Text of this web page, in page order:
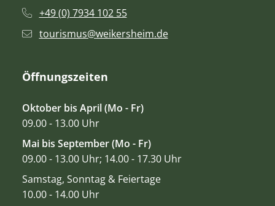
+49 (0) 7934 102 55
tourismus@weikersheim.de
Öffnungszeiten
Oktober bis April (Mo - Fr)
09.00 - 13.00 Uhr
Mai bis September (Mo - Fr)
09.00 - 13.00 Uhr; 14.00 - 17.30 Uhr
Samstag, Sonntag & Feiertage
10.00 - 14.00 Uhr